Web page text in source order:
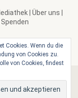
| Über uns
Spenden
e.V. |Impressum|
Cookies. Wenn du die
von Cookies zu.
von Cookies, findest